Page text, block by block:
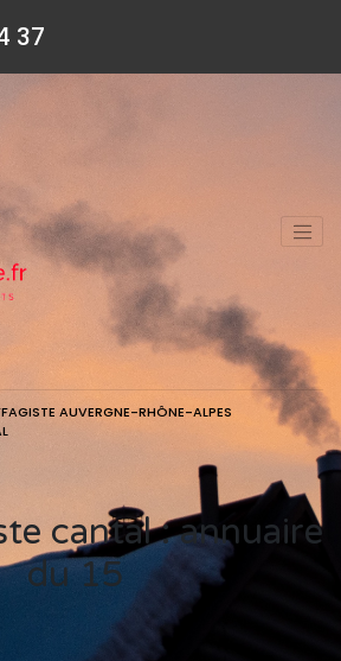
37
AUVERGNE-RHÔNE-ALPES
du 15